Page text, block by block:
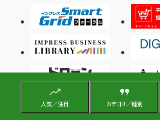
人気／注目 カテゴリ／種別